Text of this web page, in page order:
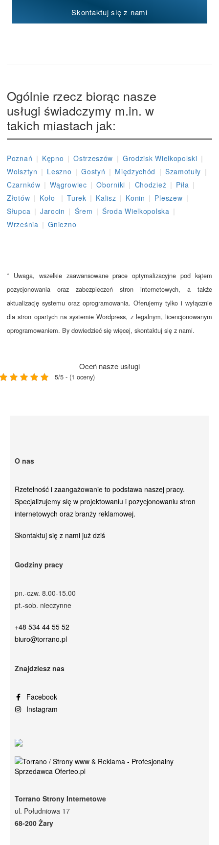
Skontaktuj się z nami
Ogólnie rzecz biorąc nasze
usługi świadczymy m.in. w
takich miastach jak:
Poznań | Kępno | Ostrzeszów | Grodzisk Wielkopolski |
Wolsztyn | Leszno | Gostyń | Międzychód | Szamotuły |
Czarnków | Wągrowiec | Oborniki | Chodzież | Piła |
Złotów | Koło | Turek | Kalisz | Konin | Pleszew |
Słupca | Jarocin | Śrem | Środa Wielkopolska |
Września | Gniezno
* Uwaga, wszelkie zaawansowane prace optymalizacyjne pod kątem
pozycjonowania oraz zabezpieczeń stron internetowych, a także
aktualizację systemu oraz oprogramowania. Oferujemy tylko i wyłącznie
dla stron opartych na systemie Wordpress, z legalnym, licencjonowanym
oprogramowaniem. By dowiedzieć się więcej, skontaktuj się z nami.
Oceń nasze usługi
5/5 - (1 oceny)
O nas
Rzetelność i zaangażowanie to podstawa naszej pracy.
Specjalizujemy się w projektowaniu i pozycjonowaniu stron
internetowych oraz branży reklamowej.
Skontaktuj się z nami już dziś
Godziny pracy
pn.-czw. 8.00-15.00
pt.-sob. nieczynne
+48 534 44 55 52
biuro@torrano.pl
Znajdziesz nas
Facebook
Instagram
Torrano Strony Internetowe
ul. Południowa 17
68-200 Żary